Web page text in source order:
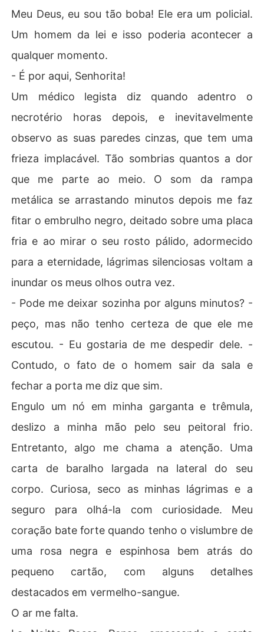
Meu Deus, eu sou tão boba! Ele era um policial.
Um homem da lei e isso poderia acontecer a
qualquer momento.
- É por aqui, Senhorita!
Um médico legista diz quando adentro o
necrotério horas depois, e inevitavelmente
observo as suas paredes cinzas, que tem uma
frieza implacável. Tão sombrias quantos a dor
que me parte ao meio. O som da rampa
metálica se arrastando minutos depois me faz
fitar o embrulho negro, deitado sobre uma placa
fria e ao mirar o seu rosto pálido, adormecido
para a eternidade, lágrimas silenciosas voltam a
inundar os meus olhos outra vez.
- Pode me deixar sozinha por alguns minutos? -
peço, mas não tenho certeza de que ele me
escutou. - Eu gostaria de me despedir dele. -
Contudo, o fato de o homem sair da sala e
fechar a porta me diz que sim.
Engulo um nó em minha garganta e trêmula,
deslizo a minha mão pelo seu peitoral frio.
Entretanto, algo me chama a atenção. Uma
carta de baralho largada na lateral do seu
corpo. Curiosa, seco as minhas lágrimas e a
seguro para olhá-la com curiosidade. Meu
coração bate forte quando tenho o vislumbre de
uma rosa negra e espinhosa bem atrás do
pequeno cartão, com alguns detalhes
destacados em vermelho-sangue.
O ar me falta.